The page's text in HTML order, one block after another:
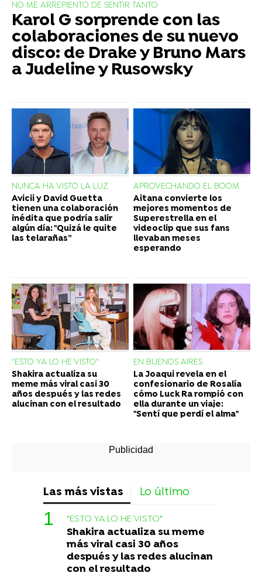
NO ME ARREPIENTO DE SENTIR TANTO
Karol G sorprende con las
colaboraciones de su nuevo
disco: de Drake y Bruno Mars
a Judeline y Rusowsky
NUNCA HA VISTO LA LUZ
Avicii y David Guetta
tienen una colaboración
inédita que podría salir
algún día: "Quizá le quite
las telarañas”
APROVECHANDO EL BOOM
Aitana convierte los
mejores momentos de
Superestrella en el
videoclip que sus fans
llevaban meses
esperando
"ESTO YA LO HE VISTO"
Shakira actualiza su
meme más viral casi 30
años después y las redes
alucinan con el resultado
EN BUENOS AIRES
La Joaqui revela en el
confesionario de Rosalía
cómo Luck Ra rompió con
ella durante un viaje:
"Sentí que perdí el alma"
Las más vistas Lo último
"ESTO YA LO HE VISTO"
Shakira actualiza su meme
más viral casi 30 años
después y las redes alucinan
con el resultado